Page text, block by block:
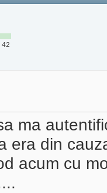
42
ma
era din
acum cu